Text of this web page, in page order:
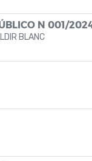
N 001/
BLANC